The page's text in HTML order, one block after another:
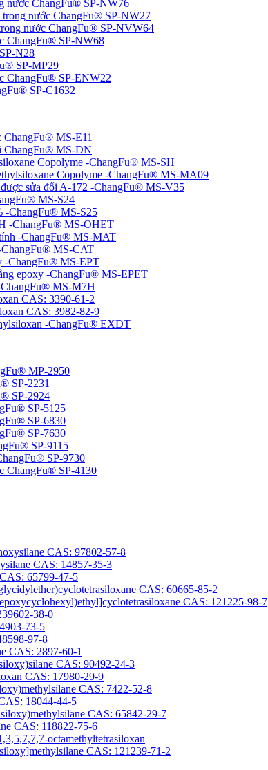
nước ChangFu® SP-NW76
nước ChangFu® SP-NW27
nước ChangFu® SP-NVW64
ChangFu® SP-NW68
N28
SP-MP29
ChangFu® SP-ENW22
SP-C1632
ChangFu® MS-E11
ChangFu® MS-DN
Copolyme -ChangFu® MS-SH
Copolyme -ChangFu® MS-MA09
sửa đổi A-172 -ChangFu® MS-V35
MS-S24
-ChangFu® MS-S25
-ChangFu® MS-OHET
-ChangFu® MS-MAT
ChangFu® MS-CAT
-ChangFu® MS-EPT
epoxy -ChangFu® MS-EPET
ChangFu® MS-M7H
CAS: 3390-61-2
CAS: 3982-82-9
-ChangFu® EXDT
MP-2950
SP-2231
SP-2924
SP-5125
SP-6830
SP-7630
SP-9115
SP-9730
ChangFu® SP-4130
CAS: 97802-57-8
CAS: 14857-35-3
65799-47-5
CAS: 60665-85-2
CAS: 121225-98-7
38-0
73-5
97-8
CAS: 2897-60-1
CAS: 90492-24-3
CAS: 17980-29-9
CAS: 7422-52-8
18044-44-5
CAS: 65842-29-7
CAS: 118822-75-6
octamethyltetrasiloxan
CAS: 121239-71-2